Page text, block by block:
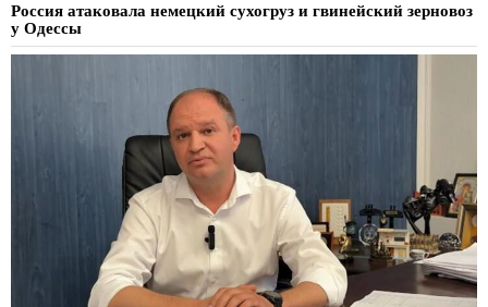
Россия атаковала немецкий сухогруз и гвинейский зерновоз
у Одессы